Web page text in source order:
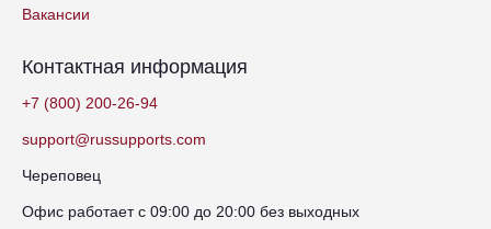
Вакансии
Контактная информация
+7 (800) 200-26-94
support@russupports.com
Череповец
Офис работает с 09:00 до 20:00 без выходных